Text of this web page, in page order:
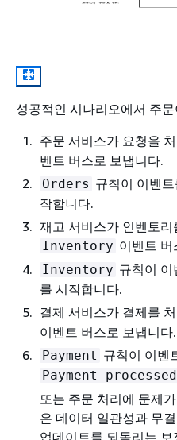
성공적인 시나리오에서 주
주문 서비스가 요청을
벤트 버스로 보냅니다.
Orders 규칙이 이벤
작합니다.
재고 서비스가 인벤토
Inventory 이벤트 버
Inventory 규칙이
를 시작합니다.
결제 서비스가 결제를
이벤트 버스로 보냅니다.
Payment 규칙이 이벤
Payment processed
또는 주문 처리에 문제
은 데이터 일관성과 무